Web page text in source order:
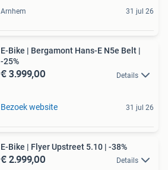
Arnhem 31 jul 26
E-Bike | Bergamont Hans-E N5e Belt |
-25%
€ 3.999,00 Details
Bezoek website 31 jul 26
E-Bike | Flyer Upstreet 5.10 | -38%
€ 2.999,00 Details